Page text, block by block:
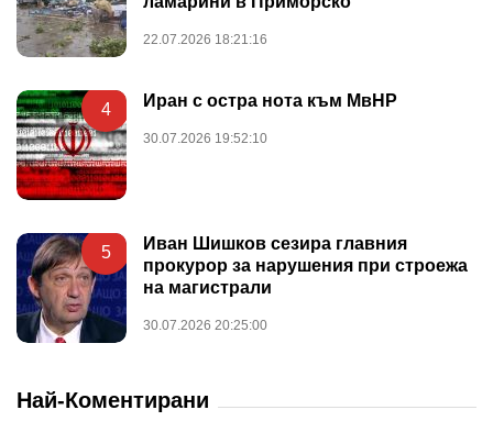
22.07.2026 18:21:16
4 Иран с остра нота към МвНР
30.07.2026 19:52:10
5
Иван Шишков сезира главния
прокурор за нарушения при строежа
на магистрали
30.07.2026 20:25:00
Най-Коментирани